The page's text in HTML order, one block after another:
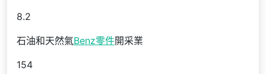
8.2
石油和天然氣Benz零件開采業
154